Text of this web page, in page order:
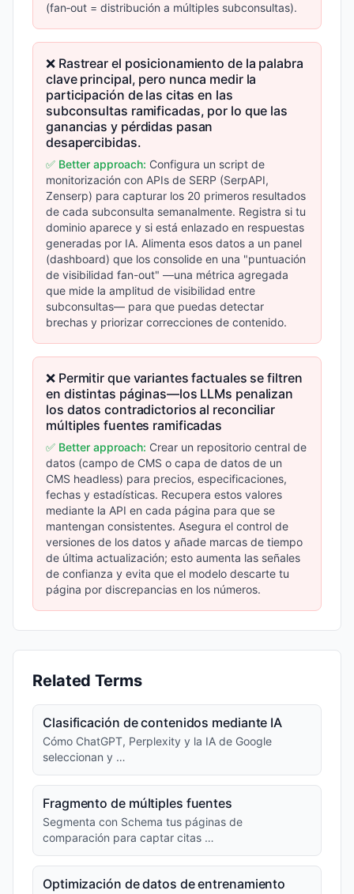
(fan‑out = distribución a múltiples subconsultas).
❌ Rastrear el posicionamiento de la palabra
clave principal, pero nunca medir la
participación de las citas en las
subconsultas ramificadas, por lo que las
ganancias y pérdidas pasan
desapercibidas.
✅ Better approach: Configura un script de
monitorización con APIs de SERP (SerpAPI,
Zenserp) para capturar los 20 primeros resultados
de cada subconsulta semanalmente. Registra si tu
dominio aparece y si está enlazado en respuestas
generadas por IA. Alimenta esos datos a un panel
(dashboard) que los consolide en una "puntuación
de visibilidad fan-out" —una métrica agregada
que mide la amplitud de visibilidad entre
subconsultas— para que puedas detectar
brechas y priorizar correcciones de contenido.
❌ Permitir que variantes factuales se filtren
en distintas páginas—los LLMs penalizan
los datos contradictorios al reconciliar
múltiples fuentes ramificadas
✅ Better approach: Crear un repositorio central de
datos (campo de CMS o capa de datos de un
CMS headless) para precios, especificaciones,
fechas y estadísticas. Recupera estos valores
mediante la API en cada página para que se
mantengan consistentes. Asegura el control de
versiones de los datos y añade marcas de tiempo
de última actualización; esto aumenta las señales
de confianza y evita que el modelo descarte tu
página por discrepancias en los números.
Related Terms
Clasificación de contenidos mediante IA
Cómo ChatGPT, Perplexity y la IA de Google
seleccionan y …
Fragmento de múltiples fuentes
Segmenta con Schema tus páginas de
comparación para captar citas …
Optimización de datos de entrenamiento